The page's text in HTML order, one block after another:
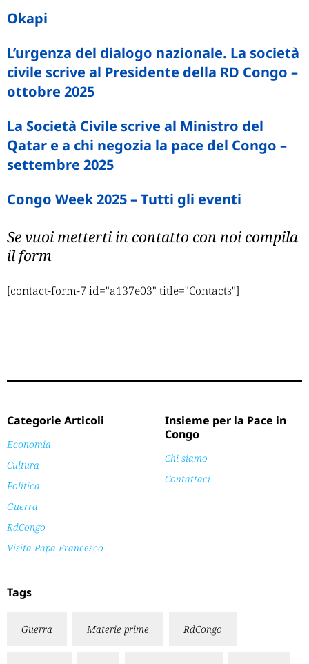
Okapi
L’urgenza del dialogo nazionale. La società
civile scrive al Presidente della RD Congo –
ottobre 2025
La Società Civile scrive al Ministro del
Qatar e a chi negozia la pace del Congo –
settembre 2025
Congo Week 2025 – Tutti gli eventi
Se vuoi metterti in contatto con noi compila
il form
[contact-form-7 id="a137e03" title="Contacts"]
Categorie Articoli
Economia
Cultura
Politica
Guerra
RdCongo
Visita Papa Francesco
Insieme per la Pace in
Congo
Chi siamo
Contattaci
Tags
Guerra Materie prime RdCongo